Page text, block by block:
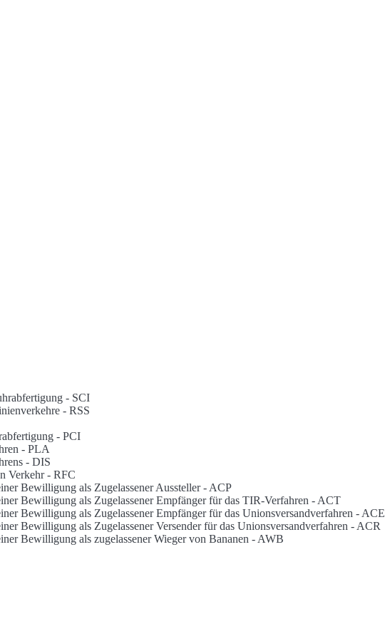
- SCI
- RSS
- PCI
- PLA
- DIS
Verkehr - RFC
Bewilligung als Zugelassener Aussteller - ACP
Bewilligung als Zugelassener Empfänger für das TIR-Verfahren - ACT
Bewilligung als Zugelassener Empfänger für das Unionsversandverfahren - ACE
Bewilligung als Zugelassener Versender für das Unionsversandverfahren - ACR
Bewilligung als zugelassener Wieger von Bananen - AWB